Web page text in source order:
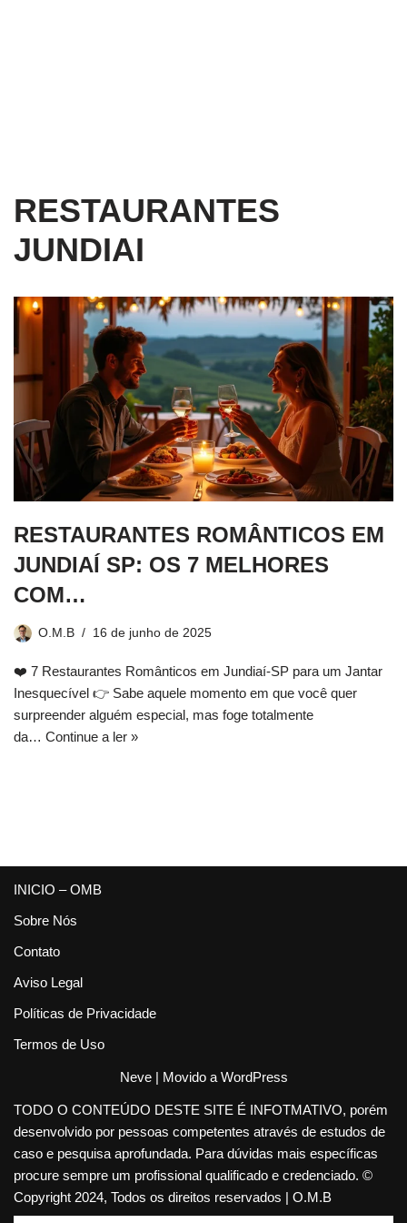
RESTAURANTES
JUNDIAI
RESTAURANTES ROMÂNTICOS EM
JUNDIAÍ SP: OS 7 MELHORES
COM…
O.M.B 16 de junho de 2025
❤️ 7 Restaurantes Românticos em Jundiaí-SP para um Jantar
Inesquecível 👉 Sabe aquele momento em que você quer
surpreender alguém especial, mas foge totalmente
da… Continue a ler »
INICIO – OMB
Sobre Nós
Contato
Aviso Legal
Políticas de Privacidade
Termos de Uso
Neve| Movido aWordPress
TODO O CONTEÚDO DESTE SITE É INFOTMATIVO, porém
desenvolvido por pessoas competentes através de estudos de
caso e pesquisa aprofundada. Para dúvidas mais específicas
procure sempre um profissional qualificado e credenciado. ©
Copyright 2024, Todos os direitos reservados | O.M.B